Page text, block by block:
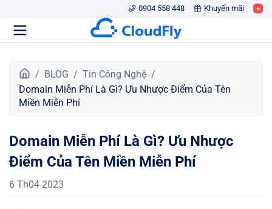
0904 558 448 Khuyến mãi
r
a
c
h
ủ
BLOG
Tin Công Nghệ
Domain Miễn Phí Là Gì? Ưu Nhược Điểm Của Tên
Miền Miễn Phí
Domain Miễn Phí Là Gì? Ưu Nhược
Điểm Của Tên Miền Miễn Phí
6 Th04 2023